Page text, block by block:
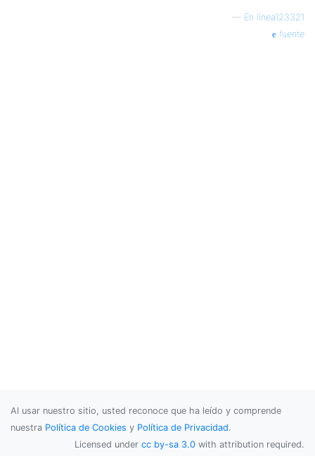
— En línea123321
fuente
Al usar nuestro sitio, usted reconoce que ha leído y comprende
nuestra Política de Cookies y Política de Privacidad.
Licensed under cc by-sa 3.0 with attribution required.